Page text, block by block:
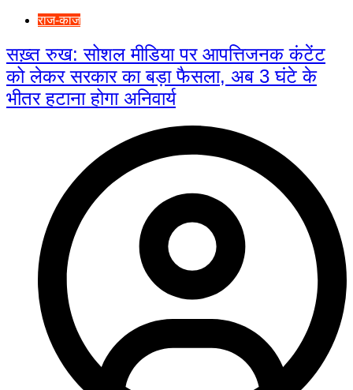
राज-काज
सख़्त रुख: सोशल मीडिया पर आपत्तिजनक कंटेंट
को लेकर सरकार का बड़ा फैसला, अब 3 घंटे के
भीतर हटाना होगा अनिवार्य